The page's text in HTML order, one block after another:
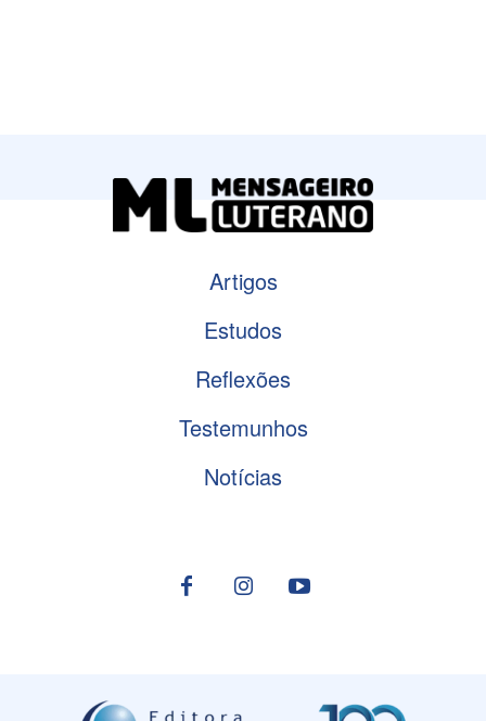
Artigos
Estudos
Reflexões
Testemunhos
Notícias